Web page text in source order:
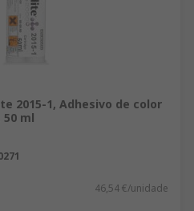
2015-1, Adhesivo de color
50 ml
46,54 €/unidade